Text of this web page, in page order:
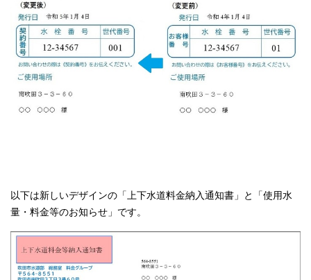
以下は新しいデザインの「上下水道料金納入通知書」と「使用水
量・料金等のお知らせ」です。